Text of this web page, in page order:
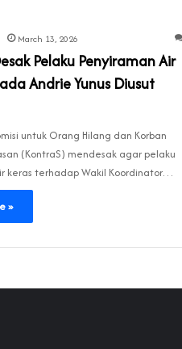
March 13, 2026
Pelaku Penyiraman Air
Andrie Yunus Diusut
untuk Orang Hilang dan Korban
(KontraS) mendesak agar pelaku
keras terhadap Wakil Koordinator…
»